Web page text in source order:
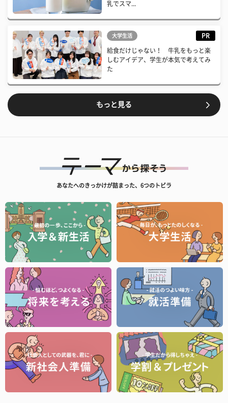
乳でスマ...
大学生活 PR
給食だけじゃない！ 牛乳をもっと楽
しむアイデア、学生が本気で考えてみ
た
もっと見る
あなたへのきっかけが詰まった、6つのトビラ